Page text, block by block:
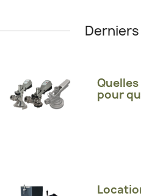
Quelles
pour